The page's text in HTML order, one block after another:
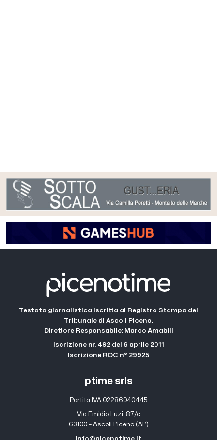
Testata giornalistica iscritta al Registro Stampa del
Tribunale di Ascoli Piceno.
Direttore Responsabile: Marco Amabili
Iscrizione nr. 492 del 6 aprile 2011
Iscrizione ROC n° 29925
ptime srls
Partita IVA 02286040445
Via Emidio Luzi, 87/c
63100 – Ascoli Piceno (AP)
info@picenotime.it